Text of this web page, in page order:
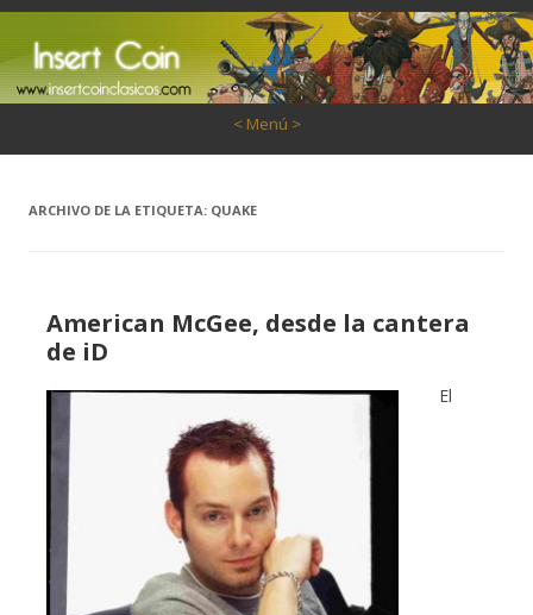
< Menú >
ARCHIVO DE LA ETIQUETA: QUAKE
American McGee, desde la cantera
de iD
El